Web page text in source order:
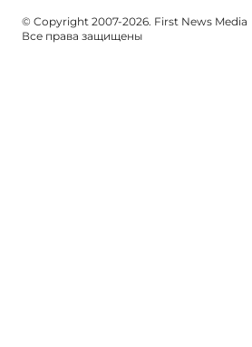
© Copyright 2007-2026. First News Media
Все права защищены